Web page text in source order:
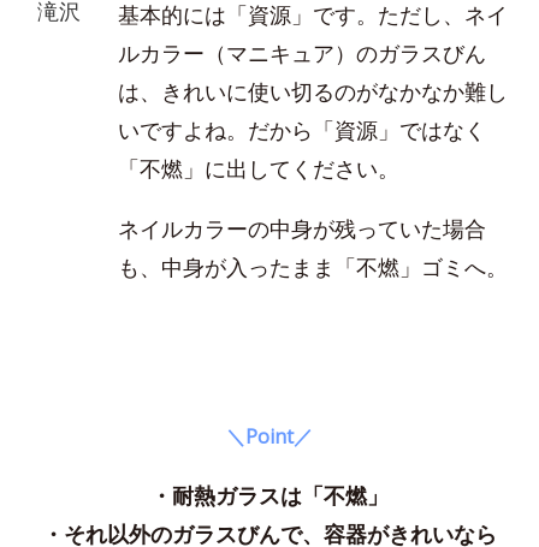
滝沢
基本的には「資源」です。ただし、ネイ
ルカラー（マニキュア）のガラスびん
は、きれいに使い切るのがなかなか難し
いですよね。だから「資源」ではなく
「不燃」に出してください。
ネイルカラーの中身が残っていた場合
も、中身が入ったまま「不燃」ゴミへ。
＼Point／
・耐熱ガラスは「不燃」
・それ以外のガラスびんで、容器がきれいなら